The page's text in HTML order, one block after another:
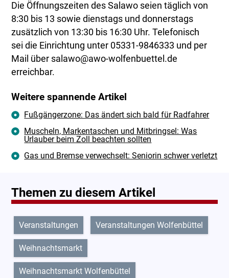
Die Öffnungszeiten des Salawo seien täglich von
8:30 bis 13 sowie dienstags und donnerstags
zusätzlich von 13:30 bis 16:30 Uhr. Telefonisch
sei die Einrichtung unter 05331-9846333 und per
Mail über salawo@awo-wolfenbuettel.de
erreichbar.
Weitere spannende Artikel
Fußgängerzone: Das ändert sich bald für Radfahrer
Muscheln, Markentaschen und Mitbringsel: Was
Urlauber beim Zoll beachten sollten
Gas und Bremse verwechselt: Seniorin schwer verletzt
Themen zu diesem Artikel
Veranstaltungen Veranstaltungen Wolfenbüttel
Weihnachtsmarkt
Weihnachtsmarkt Wolfenbüttel